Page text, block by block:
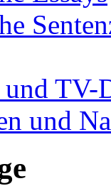
und TV-
und